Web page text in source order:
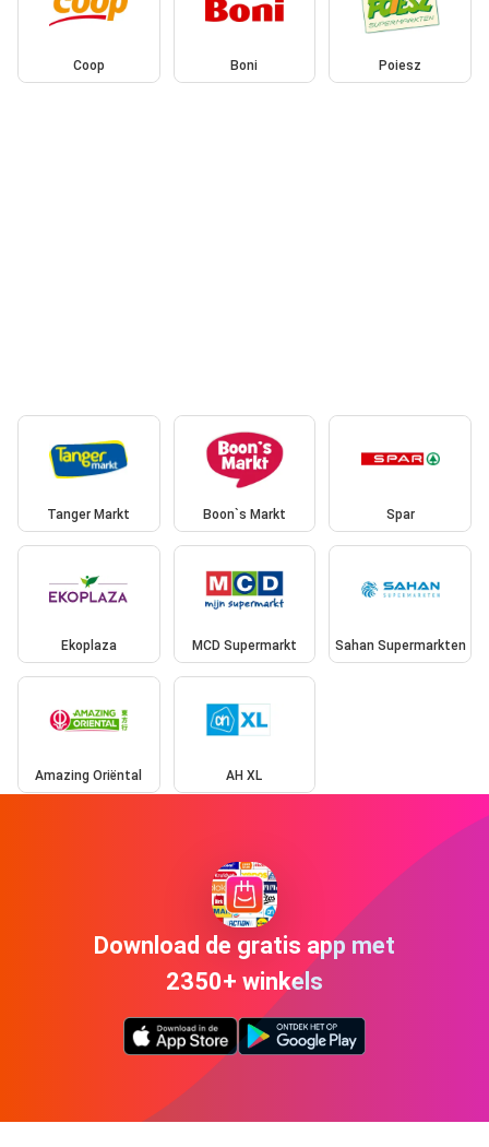
Coop Boni Poiesz
Tanger Markt Boon`s Markt Spar
Ekoplaza MCD Supermarkt Sahan Supermarkten
Amazing Oriëntal AH XL
Download de gratis app met
2350+ winkels